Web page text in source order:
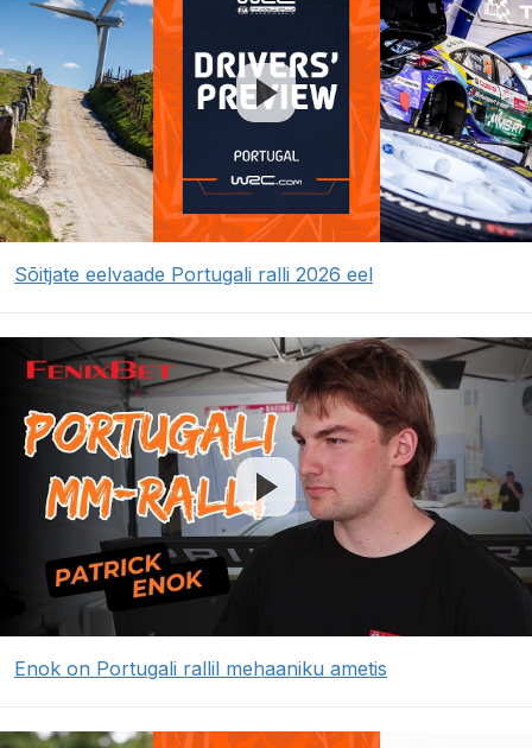
Sõitjate eelvaade Portugali ralli 2026 eel
Enok on Portugali rallil mehaaniku ametis